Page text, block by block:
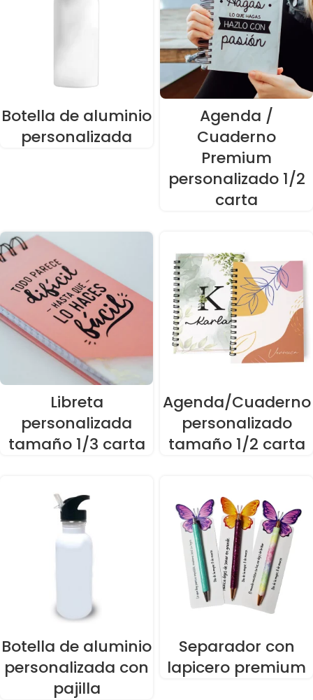
Botella de aluminio
personalizada
Agenda /
Cuaderno
Premium
personalizado 1/2
carta
Libreta
personalizada
tamaño 1/3 carta
Agenda/Cuaderno
personalizado
tamaño 1/2 carta
Botella de aluminio
personalizada con
pajilla
Separador con
lapicero premium